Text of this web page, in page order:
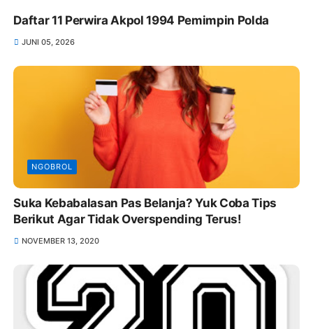
Daftar 11 Perwira Akpol 1994 Pemimpin Polda
JUNI 05, 2026
NGOBROL
Suka Kebabalasan Pas Belanja? Yuk Coba Tips
Berikut Agar Tidak Overspending Terus!
NOVEMBER 13, 2020